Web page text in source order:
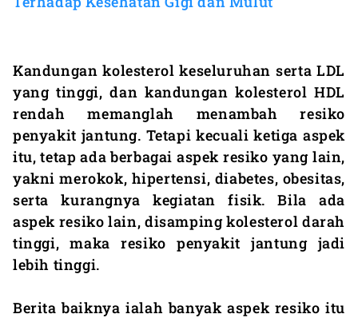
Kandungan kolesterol keseluruhan serta LDL
yang tinggi, dan kandungan kolesterol HDL
rendah memanglah menambah resiko
penyakit jantung. Tetapi kecuali ketiga aspek
itu, tetap ada berbagai aspek resiko yang lain,
yakni merokok, hipertensi, diabetes, obesitas,
serta kurangnya kegiatan fisik. Bila ada
aspek resiko lain, disamping kolesterol darah
tinggi, maka resiko penyakit jantung jadi
lebih tinggi.
Berita baiknya ialah banyak aspek resiko itu